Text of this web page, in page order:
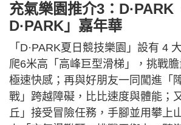
充氣樂園推介3：
D·PARK」嘉年華
「D·PARK夏日競技樂園」設有 4
爬6米高「高峰巨型滑梯」，挑戰
極速快感；再與好朋友一同闖進「
戰」跨越障礙，比比速度與體能；
丘」接受冒險任務，手腳並用攀上